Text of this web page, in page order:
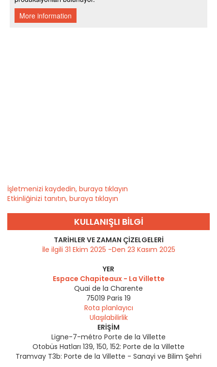
İşletmenizi kaydedin, buraya tıklayın
Etkinliğinizi tanıtın, buraya tıklayın
KULLANIŞLI BILGI
TARIHLER VE ZAMAN ÇIZELGELERI
İle ilgili 31 Ekim 2025 -Den 23 Kasım 2025
YER
Espace Chapiteaux - La Villette
Quai de la Charente
75019 Paris 19
Rota planlayıcı
Ulaşılabilirlik
ERIŞIM
Ligne-7-métro Porte de la Villette
Otobüs Hatları 139, 150, 152: Porte de la Villette
Tramvay T3b: Porte de la Villette - Sanayi ve Bilim Şehri